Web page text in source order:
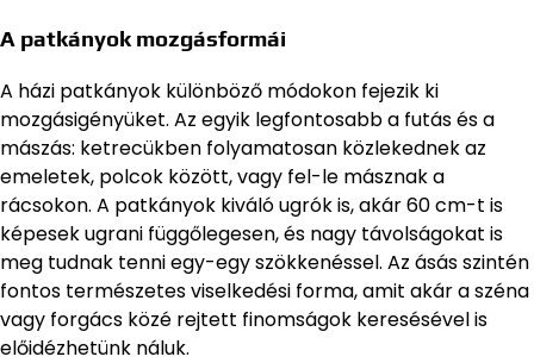
A patkányok mozgásformái
A házi patkányok különböző módokon fejezik ki
mozgásigényüket. Az egyik legfontosabb a futás és a
mászás: ketrecükben folyamatosan közlekednek az
emeletek, polcok között, vagy fel-le másznak a
rácsokon. A patkányok kiváló ugrók is, akár 60 cm-t is
képesek ugrani függőlegesen, és nagy távolságokat is
meg tudnak tenni egy-egy szökkenéssel. Az ásás szintén
fontos természetes viselkedési forma, amit akár a széna
vagy forgács közé rejtett finomságok keresésével is
előidézhetünk náluk.